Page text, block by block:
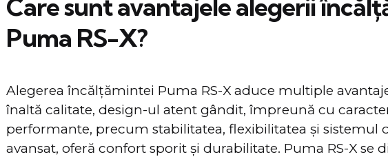
Care sunt avantajele alegerii
Puma RS-X?
Alegerea încălțămintei Puma RS-X aduce multiple
înaltă calitate, design-ul atent gândit, împreună cu
performante, precum stabilitatea, flexibilitatea și sistemul
avansat, oferă confort sporit și durabilitate. Puma RS-X se